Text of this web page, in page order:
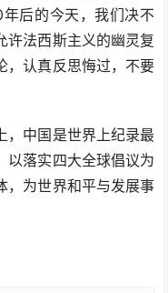
后的今天，我们决不
许法西斯主义的幽灵复
，认真反思悔过，不要
中国是世界上纪录最
以落实四大全球倡议为
，为世界和平与发展事